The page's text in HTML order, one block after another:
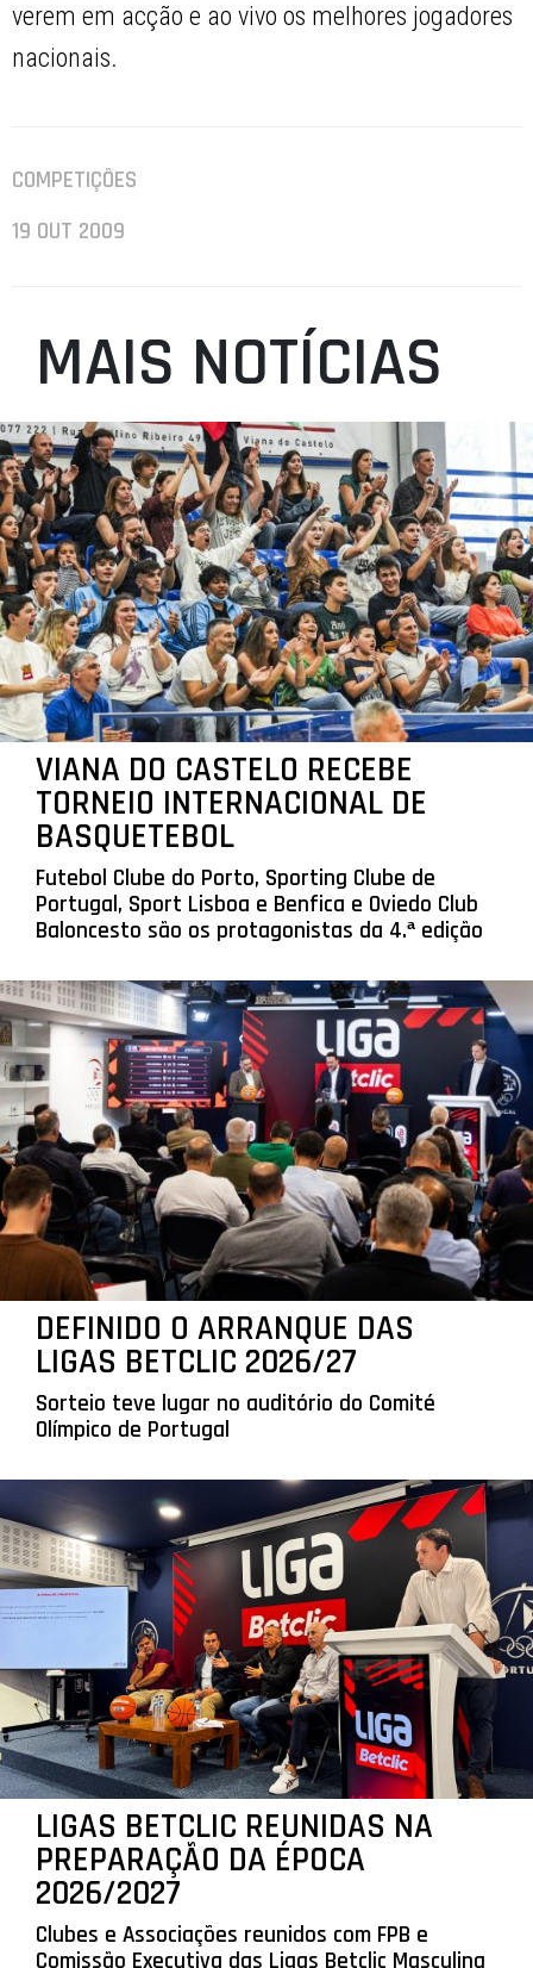
verem em acção e ao vivo os melhores jogadores
nacionais.
COMPETIÇÕES
19 OUT 2009
MAIS NOTÍCIAS
VIANA DO CASTELO RECEBE
TORNEIO INTERNACIONAL DE
BASQUETEBOL
Futebol Clube do Porto, Sporting Clube de
Portugal, Sport Lisboa e Benfica e Oviedo Club
Baloncesto são os protagonistas da 4.ª edição
DEFINIDO O ARRANQUE DAS
LIGAS BETCLIC 2026/27
Sorteio teve lugar no auditório do Comité
Olímpico de Portugal
LIGAS BETCLIC REUNIDAS NA
PREPARAÇÃO DA ÉPOCA
2026/2027
Clubes e Associações reunidos com FPB e
Comissão Executiva das Ligas Betclic Masculina